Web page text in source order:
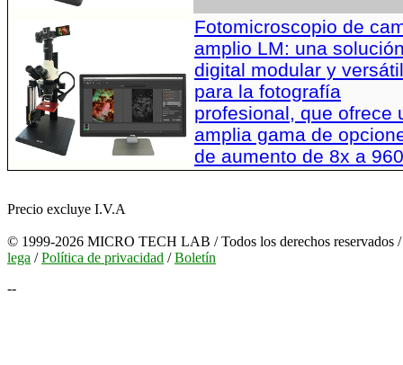
Fotomicroscopio de
amplio LM: una
digital modular y versátil
para la fotografía
profesional, que ofrece
amplia gama de
de aumento de 8x a
Precio excluye I.V.A
© 1999-2026 MICRO TECH LAB / Todos los derechos reservados /
lega /Política de privacidad /Boletín
--